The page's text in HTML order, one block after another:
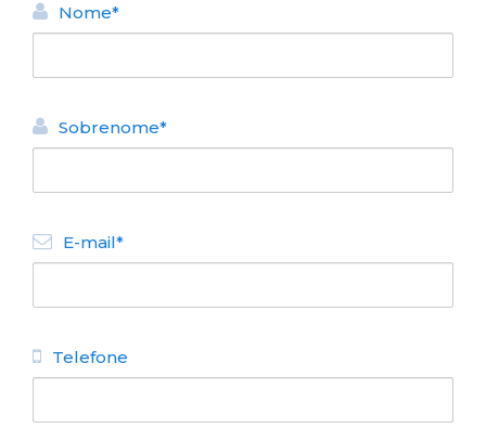
VOLTAR
Bustillo 4287 - Melipal
Nome*
Sobrenome*
E-mail*
Telefone